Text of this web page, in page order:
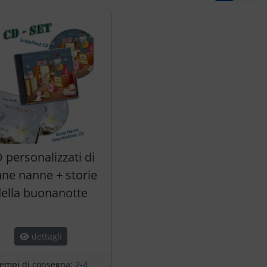
personalizzati di
nanne + storie
buonanotte
dettagli
di consegna: 2-4